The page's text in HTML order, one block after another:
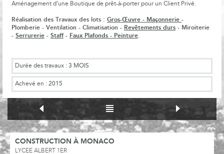
Aménagement d’une Boutique de prêt-à-porter pour un Client Privé.
Réalisation des Travaux des lots : Gros-Œuvre - Maçonnerie -
Plomberie - Ventilation - Climatisation - Revêtements durs - Miroiterie
- Serrurerie - Staff- Faux Plafonds - Peinture
Durée des travaux : 3 MOIS
Achevé en : 2015
CONSTRUCTION À MONACO
LYCEE ALBERT 1ER